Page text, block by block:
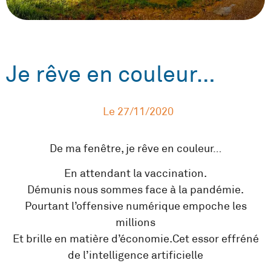
Je rêve en couleur…
Le 27/11/2020
De ma fenêtre, je rêve en couleur…
En attendant la vaccination.
Démunis nous sommes face à la pandémie.
Pourtant l’offensive numérique empoche les
millions
Et brille en matière d’économie.Cet essor effréné
de l’intelligence artificielle